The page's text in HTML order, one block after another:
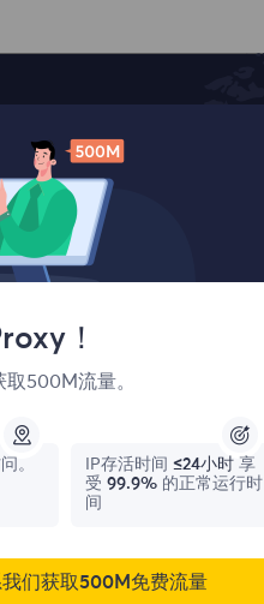
加拿大
！
500M流量。
。 IP存活时间 ≤24小时 享
受 99.9% 的正常运行时
间
们获取500M免费流量